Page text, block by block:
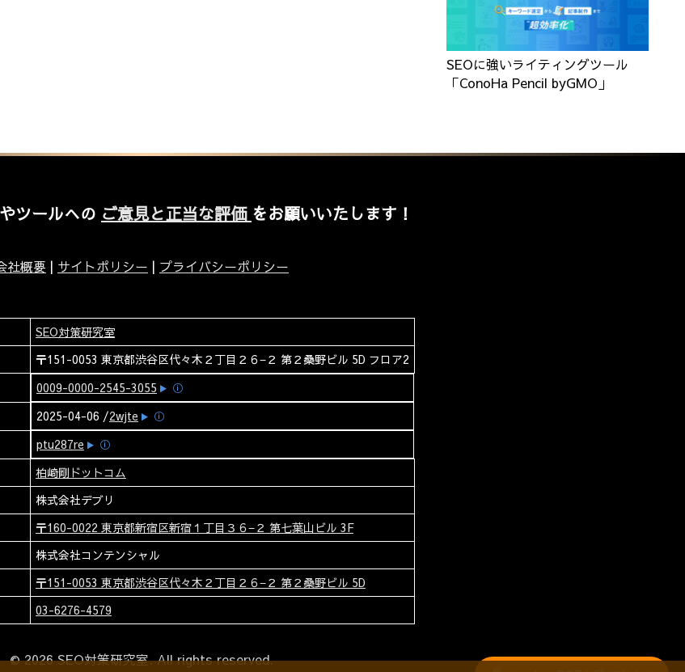
SEOに強いライティングツール
「ConoHa Pencil byGMO」
ツールへの ご意見と正当な評価 をお願いいたします！
社概要 | サイトポリシー | プライバシーポリシー
SEO対策研究室
〒151-0053 東京都渋谷区代々木２丁目２６−２ 第２桑野ビル 5D フロア2
0009-0000-2545-3055
ⓘ
2025-04-06 /2wjte
ⓘ
ptu287re
ⓘ
柏崎剛ドットコム
株式会社デブリ
〒160-0022 東京都新宿区新宿１丁目３６−２ 第七葉山ビル 3F
株式会社コンテンシャル
〒151-0053 東京都渋谷区代々木２丁目２６−２ 第２桑野ビル 5D
03-6276-4579
© 2026 SEO対策研究室. All rights reserved.